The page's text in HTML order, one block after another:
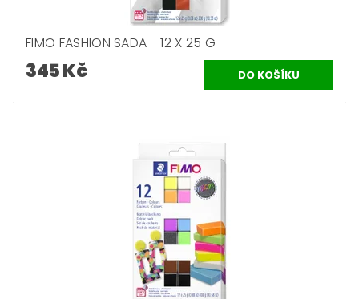
FIMO FASHION SADA - 12 X 25 G
345 Kč